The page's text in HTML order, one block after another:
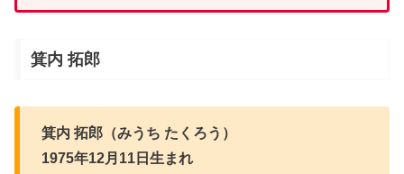
箕内 拓郎
箕内 拓郎（みうち たくろう）
1975年12月11日生まれ